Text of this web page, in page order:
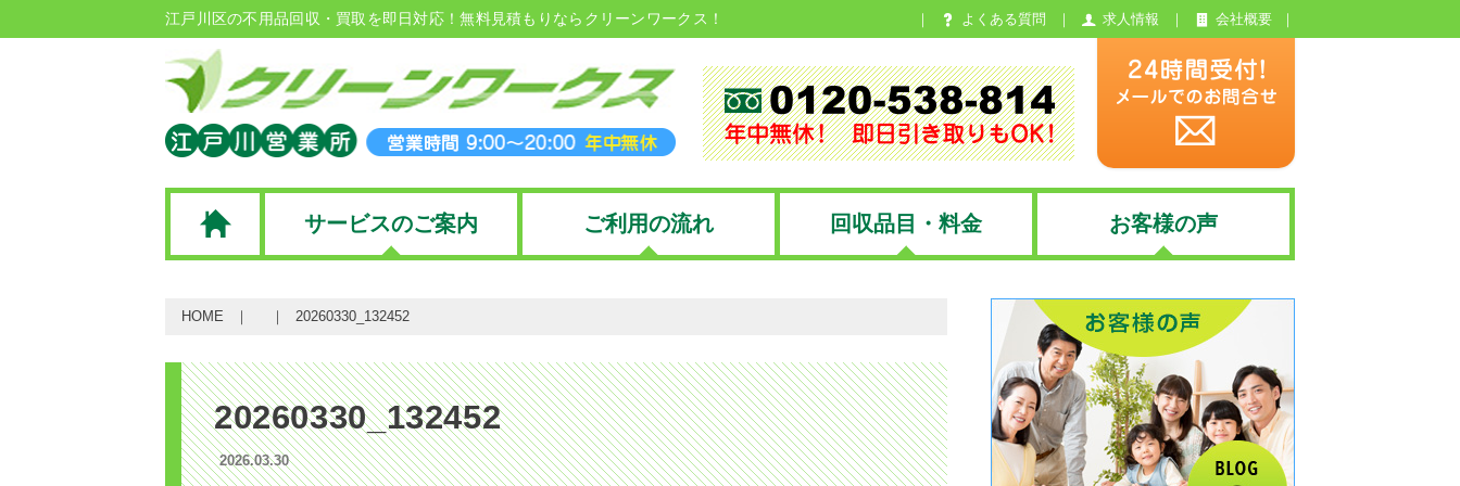
江戸川区の不用品回収・買取を即日対応！無料見積もりならクリーンワークス！ よくある質問 求人情報 会社概要
サービスのご案内 ご利用の流れ 回収品目・料金 お客様の声
HOME 20260330_132452
20260330_132452
2026.03.30